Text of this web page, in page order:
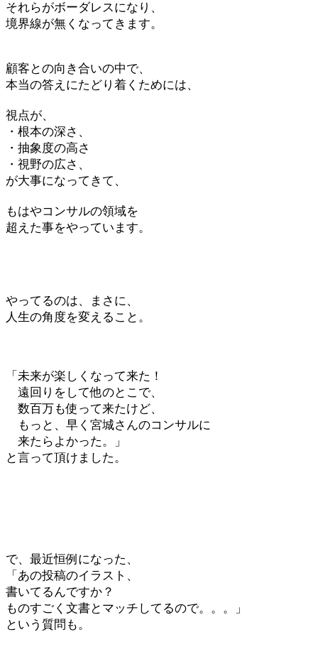
それらがボーダレスになり、
境界線が無くなってきます。
顧客との向き合いの中で、
本当の答えにたどり着くためには、
視点が、
・根本の深さ、
・抽象度の高さ
・視野の広さ、
が大事になってきて、
もはやコンサルの領域を
超えた事をやっています。
やってるのは、まさに、
人生の角度を変えること。
「未来が楽しくなって来た！
遠回りをして他のとこで、
数百万も使って来たけど、
もっと、早く宮城さんのコンサルに
来たらよかった。」
と言って頂けました。
で、最近恒例になった、
「あの投稿のイラスト、
書いてるんですか？
ものすごく文書とマッチしてるので。。。」
という質問も。